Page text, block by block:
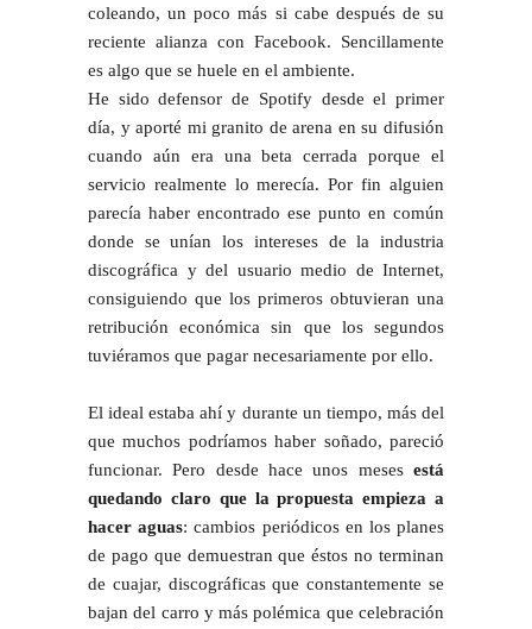
coleando, un poco más si cabe después de su
reciente alianza con Facebook. Sencillamente
es algo que se huele en el ambiente.
He sido defensor de Spotify desde el primer
día, y aporté mi granito de arena en su difusión
cuando aún era una beta cerrada porque el
servicio realmente lo merecía. Por fin alguien
parecía haber encontrado ese punto en común
donde se unían los intereses de la industria
discográfica y del usuario medio de Internet,
consiguiendo que los primeros obtuvieran una
retribución económica sin que los segundos
tuviéramos que pagar necesariamente por ello.
El ideal estaba ahí y durante un tiempo, más del
que muchos podríamos haber soñado, pareció
funcionar. Pero desde hace unos mesesestá
quedando claro que la propuesta empieza a
hacer aguas: cambios periódicos en los planes
de pago que demuestran que éstos no terminan
de cuajar, discográficas que constantemente se
bajan del carro y más polémica que celebración